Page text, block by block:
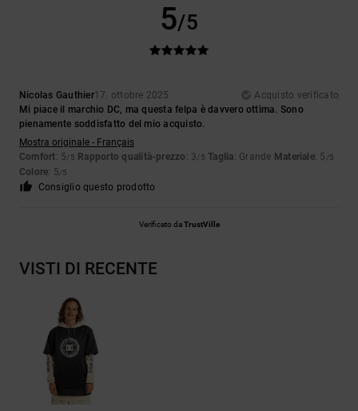
5/5
Nicolas Gauthier17. ottobre 2025
Acquisto verificato
Mi piace il marchio DC, ma questa felpa è davvero ottima. Sono
pienamente soddisfatto del mio acquisto.
Mostra originale - Français
Comfort: 5/5 Rapporto qualità-prezzo : 3/5 Taglia: Grande Materiale: 5 /5
Colore: 5/5
Consiglio questo prodotto
Verificato daTrustVille
VISTI DI RECENTE